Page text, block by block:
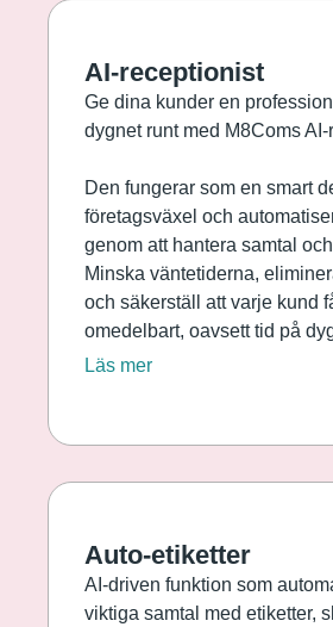
AI-receptionist
Ge dina kunder en
dygnet runt med M8Coms
Den fungerar som en smart
företagsväxel och
genom att hantera samtal
Minska väntetiderna,
och säkerställ att varje kund
omedelbart, oavsett tid på
Läs mer
Auto-etiketter
AI‑driven funktion som
viktiga samtal med etiketter,